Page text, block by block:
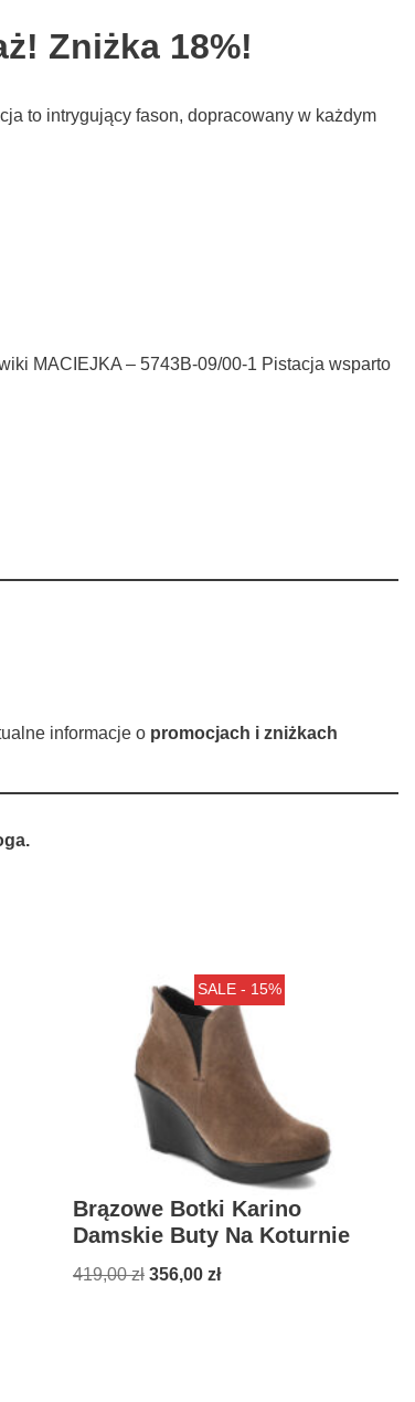
Zniżka 18%!
to intrygujący fason, dopracowany w każdym
MACIEJKA – 5743B-09/00-1 Pistacja wsparto
informacje o promocjach i zniżkach
SALE - 15%
Brązowe Botki Karino
Damskie Buty Na Koturnie
419,00zł 356,00 zł